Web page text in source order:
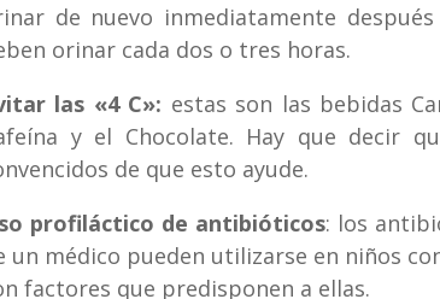
de nuevo inmediatamente
orinar cada dos o tres horas.
las «4 C»: estas son las bebidas
y el Chocolate. Hay que decir
de que esto ayude.
profiláctico de antibióticos: los
un médico pueden utilizarse en niños
factores que predisponen a ellas.